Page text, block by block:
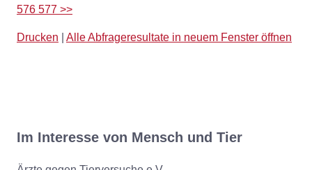
576 577 >>
Drucken Alle Abfrageresultate in neuem Fenster öffnen
Im Interesse von Mensch und Tier